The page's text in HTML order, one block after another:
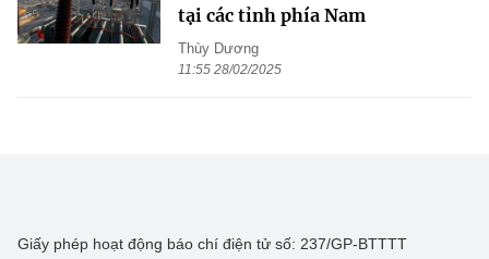
tại các tỉnh phía Nam
Thùy Dương
11:55 28/02/2025
Giấy phép hoạt động báo chí điện tử số: 237/GP-BTTTT